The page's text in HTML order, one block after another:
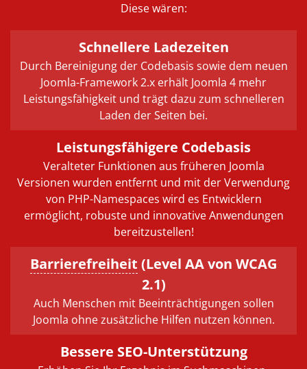
Diese wären:
Schnellere Ladezeiten
Durch Bereinigung der Codebasis sowie dem neuen
Joomla-Framework 2.x erhält Joomla 4 mehr
Leistungsfähigkeit und trägt dazu zum schnelleren
Laden der Seiten bei.
Leistungsfähigere Codebasis
Veralteter Funktionen aus früheren Joomla
Versionen wurden entfernt und mit der Verwendung
von PHP-Namespaces wird es Entwicklern
ermöglicht, robuste und innovative Anwendungen
bereitzustellen!
Barrierefreiheit (Level AA von WCAG
2.1)
Auch Menschen mit Beeinträchtigungen sollen
Joomla ohne zusätzliche Hilfen nutzen können.
Bessere SEO-Unterstützung